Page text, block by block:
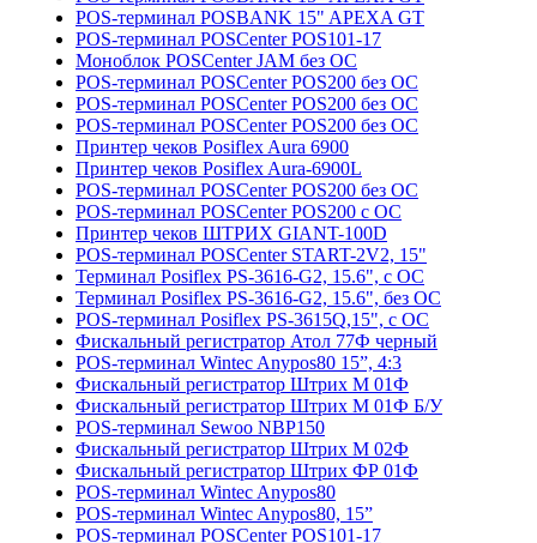
POS-терминал POSBANK 15" APEXA GT
POS-терминал POSCenter POS101-17
Моноблок POSCenter JAM без ОС
POS-терминал POSCenter POS200 без ОС
POS-терминал POSCenter POS200 без ОС
POS-терминал POSCenter POS200 без ОС
Принтер чеков Posiflex Aura 6900
Принтер чеков Posiflex Aura-6900L
POS-терминал POSCenter POS200 без ОС
POS-терминал POSCenter POS200 с ОС
Принтер чеков ШТРИХ GIANT-100D
POS-терминал POSCenter START-2V2, 15"
Терминал Posiflex PS-3616-G2, 15.6", с ОС
Терминал Posiflex PS-3616-G2, 15.6", без ОС
POS-терминал Posiflex PS-3615Q,15", с ОС
Фискальный регистратор Атол 77Ф черный
POS-терминал Wintec Anypos80 15”, 4:3
Фискальный регистратор Штрих М 01Ф
Фискальный регистратор Штрих М 01Ф Б/У
POS-терминал Sewoo NBP150
Фискальный регистратор Штрих М 02Ф
Фискальный регистратор Штрих ФР 01Ф
POS-терминал Wintec Anypos80
POS-терминал Wintec Anypos80, 15”
POS-терминал POSCenter POS101-17